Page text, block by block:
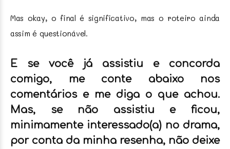
Mas okay, o final é significativo, mas o roteiro ainda
assim é questionável.
E se você já assistiu e concorda
comigo, me conte abaixo nos
comentários e me diga o que achou.
Mas, se não assistiu e ficou,
minimamente interessado(a) no drama,
por conta da minha resenha, não deixe